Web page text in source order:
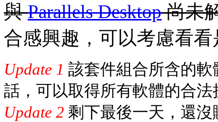
與Parallels Desktop尚未
合感興趣，可以考慮看
Update 1 該套件組合所含的
話，可以取得所有軟體的合法
Update 2 剩下最後一天，還沒